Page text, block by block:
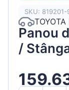
SKU: 819201-
Panou
/